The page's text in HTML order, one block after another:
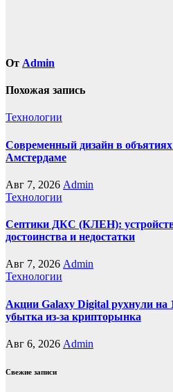
От Admin
Похожая запись
Технологии
Современный дизайн в
Амстердаме
Авг 7, 2026 Admin
Технологии
Септики ДКС (КЛЕН):
достоинства и недостатки
Авг 7, 2026 Admin
Технологии
Акции Galaxy Digital рухнули на
убытка из-за крипторынка
Авг 6, 2026 Admin
Свежие записи